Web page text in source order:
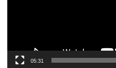
05:31